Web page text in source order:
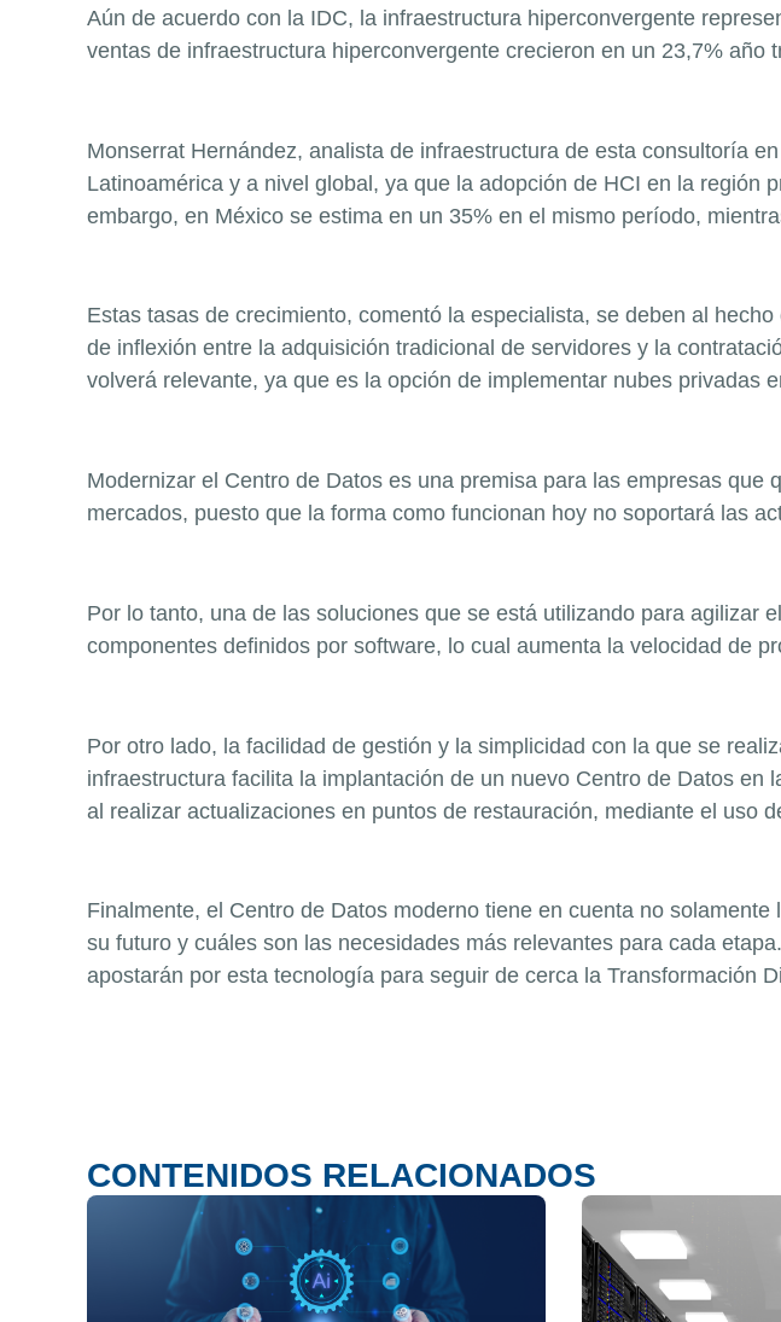
Aún de acuerdo con la IDC, la infraestructura hiperconvergente repres
ventas de infraestructura hiperconvergente crecieron en un 23,7% año
Monserrat Hernández, analista de infraestructura de esta consultoría
Latinoamérica y a nivel global, ya que la adopción de HCI en la región
embargo, en México se estima en un 35% en el mismo período,
Estas tasas de crecimiento, comentó la especialista, se deben al
de inflexión entre la adquisición tradicional de servidores y la
volverá relevante, ya que es la opción de implementar nubes privadas
Modernizar el Centro de Datos es una premisa para las empresas que
mercados, puesto que la forma como funcionan hoy no soportará las
Por lo tanto, una de las soluciones que se está utilizando para agilizar
componentes definidos por software, lo cual aumenta la velocidad de
Por otro lado, la facilidad de gestión y la simplicidad con la que se
infraestructura facilita la implantación de un nuevo Centro de Datos en
al realizar actualizaciones en puntos de restauración, mediante el uso
Finalmente, el Centro de Datos moderno tiene en cuenta no
su futuro y cuáles son las necesidades más relevantes para cada
apostarán por esta tecnología para seguir de cerca la Transformación
CONTENIDOS RELACIONADOS